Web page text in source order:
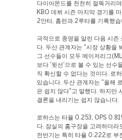
다이아몬드를 천천히 절뚝거리
KBO 데뷔 시즌 마지막 경기를
2안타, 홈런과 2루타를 기록했습
극적으로 종영을 알린 다음 시
다. 두산 관계자는 "시장 상황을
그 선수들이 모두 메이저리그
보다 '윗선'으로 볼 수 있는 선수
직 확신할 수 없다는 것이다. 로
있습니다. 두산 관계자는 "올해
은 쉽지 않다"고 말했다. 하지만
결론을 내리기는 쉽지 않습니다.
로하스는 타율 0.253, OPS
다. 잠실의 홈구장을 고려하더라
전반기는 특히 타율 0.222로 부